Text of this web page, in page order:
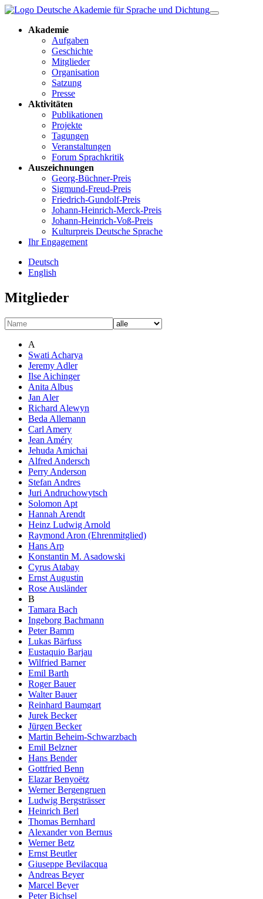
Akademie
Aufgaben
Geschichte
Mitglieder
Organisation
Satzung
Presse
Aktivitäten
Publikationen
Projekte
Tagungen
Veranstaltungen
Forum Sprachkritik
Auszeichnungen
Georg-Büchner-Preis
Sigmund-Freud-Preis
Friedrich-Gundolf-Preis
Johann-Heinrich-Merck-Preis
Johann-Heinrich-Voß-Preis
Kulturpreis Deutsche Sprache
Ihr Engagement
Deutsch
English
Mitglieder
A
Swati Acharya
Jeremy Adler
Ilse Aichinger
Anita Albus
Jan Aler
Richard Alewyn
Beda Allemann
Carl Amery
Jean Améry
Jehuda Amichai
Alfred Andersch
Perry Anderson
Stefan Andres
Juri Andruchowytsch
Solomon Apt
Hannah Arendt
Heinz Ludwig Arnold
Raymond Aron (Ehrenmitglied)
Hans Arp
Konstantin M. Asadowski
Cyrus Atabay
Ernst Augustin
Rose Ausländer
B
Tamara Bach
Ingeborg Bachmann
Peter Bamm
Lukas Bärfuss
Eustaquio Barjau
Wilfried Barner
Emil Barth
Roger Bauer
Walter Bauer
Reinhard Baumgart
Jurek Becker
Jürgen Becker
Martin Beheim-Schwarzbach
Emil Belzner
Hans Bender
Gottfried Benn
Elazar Benyoëtz
Werner Bergengruen
Ludwig Bergsträsser
Heinrich Berl
Thomas Bernhard
Alexander von Bernus
Werner Betz
Ernst Beutler
Giuseppe Bevilacqua
Andreas Beyer
Marcel Beyer
Peter Bichsel